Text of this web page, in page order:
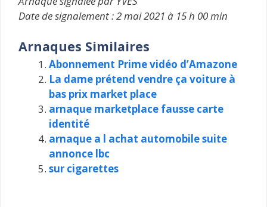
Date de signalement : 2 mai 2021 à 15 h 00 min
Arnaques Similaires
Abonnement Prime vidéo d’Amazone
La dame prétend vendre ça voiture à
bas prix market place
arnaque marketplace fausse carte
identité
arnaque a l achat automobile suite
annonce lbc
sur cigarettes